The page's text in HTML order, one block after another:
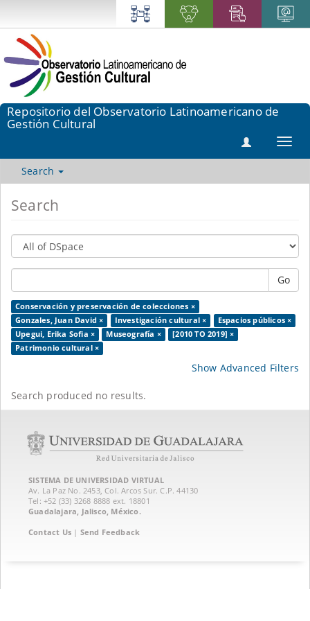
Repositorio del Observatorio Latinoamericano de
Gestión Cultural
Search
Search
Go
Conservación y preservación de colecciones ×
Gonzales, Juan David ×
Investigación cultural ×
Espacios públicos ×
Upegui, Erika Sofia ×
Museografía ×
[2010 TO 2019] ×
Patrimonio cultural ×
Show Advanced Filters
Search produced no results.
SISTEMA DE UNIVERSIDAD VIRTUAL
Av. La Paz No. 2453, Col. Arcos Sur. C.P. 44130
Tel: +52 (33) 3268 8888‏ ext. 18801
Guadalajara, Jalisco, México.
Contact Us | Send Feedback